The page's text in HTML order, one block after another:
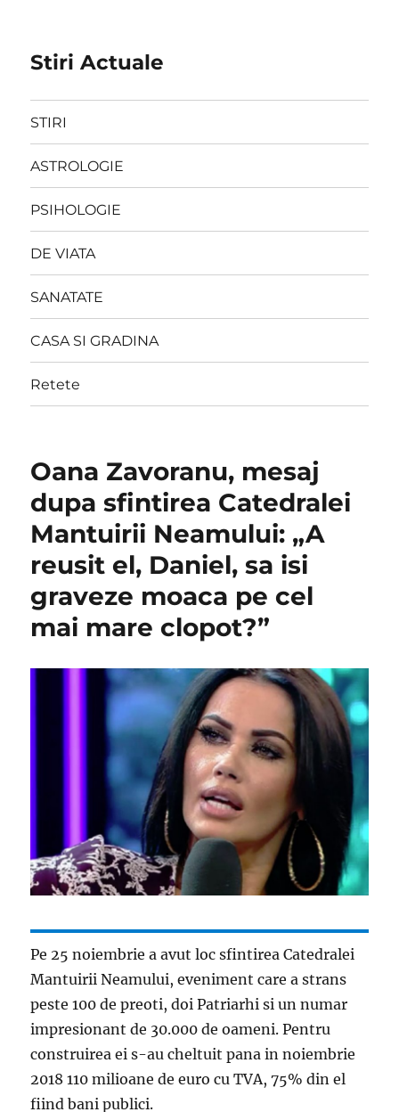
Stiri Actuale
STIRI
ASTROLOGIE
PSIHOLOGIE
DE VIATA
SANATATE
CASA SI GRADINA
Retete
Oana Zavoranu, mesaj
dupa sfintirea Catedralei
Mantuirii Neamului: „A
reusit el, Daniel, sa isi
graveze moaca pe cel
mai mare clopot?”
Pe 25 noiembrie a avut loc sfintirea Catedralei
Mantuirii Neamului, eveniment care a strans
peste 100 de preoti, doi Patriarhi si un numar
impresionant de 30.000 de oameni. Pentru
construirea ei s-au cheltuit pana in noiembrie
2018 110 milioane de euro cu TVA, 75% din el
fiind bani publici.